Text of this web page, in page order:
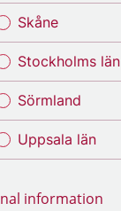
Skåne
Stockholms län
Sörmland
Uppsala län
information